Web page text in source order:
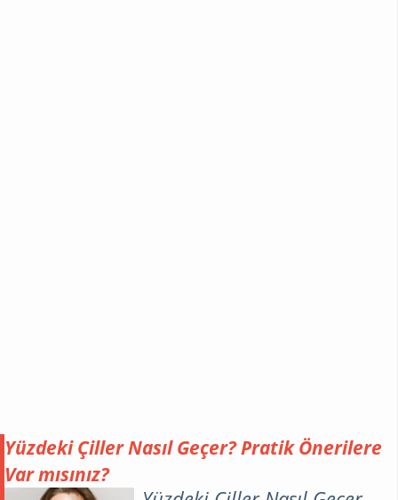
Yüzdeki Çiller Nasıl Geçer? Pratik Önerilere
Var mısınız?